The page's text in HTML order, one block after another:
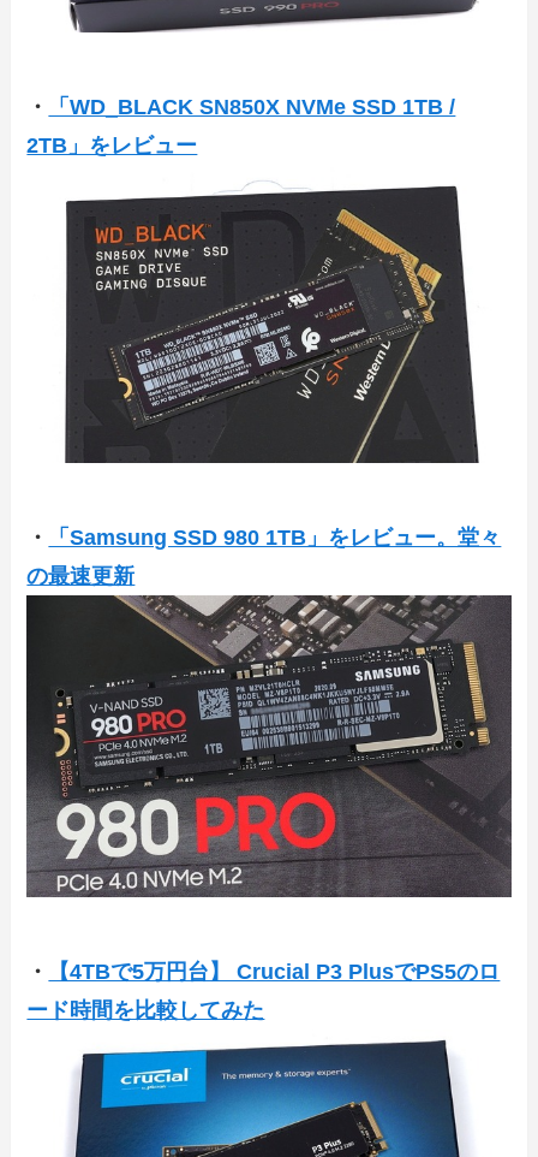
・
「WD_BLACK SN850X NVMe SSD 1TB /
2TB」をレビュー
・
「Samsung SSD 980 1TB」をレビュー。堂々
の最速更新
・
【4TBで5万円台】 Crucial P3 PlusでPS5のロ
ード時間を比較してみた